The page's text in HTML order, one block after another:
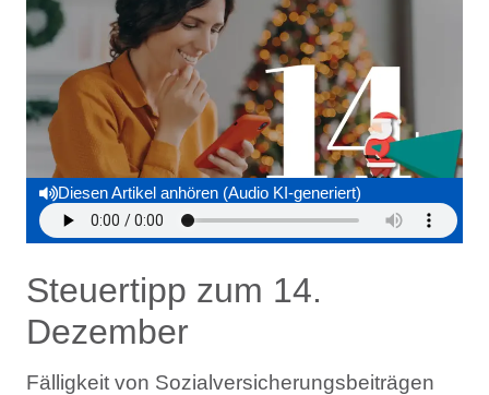
Diesen Artikel anhören (Audio KI-generiert)
Steuertipp zum 14.
Dezember
Fälligkeit von Sozialversicherungsbeiträgen